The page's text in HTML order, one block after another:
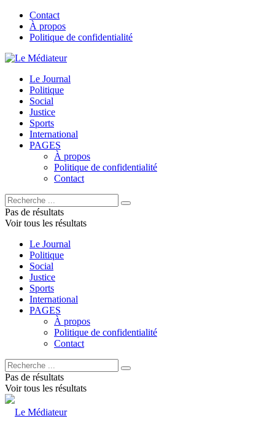
Contact
À propos
Politique de confidentialité
Le Journal
Politique
Social
Justice
Sports
International
PAGES
À propos
Politique de confidentialité
Contact
Pas de résultats
Voir tous les résultats
Le Journal
Politique
Social
Justice
Sports
International
PAGES
À propos
Politique de confidentialité
Contact
Pas de résultats
Voir tous les résultats